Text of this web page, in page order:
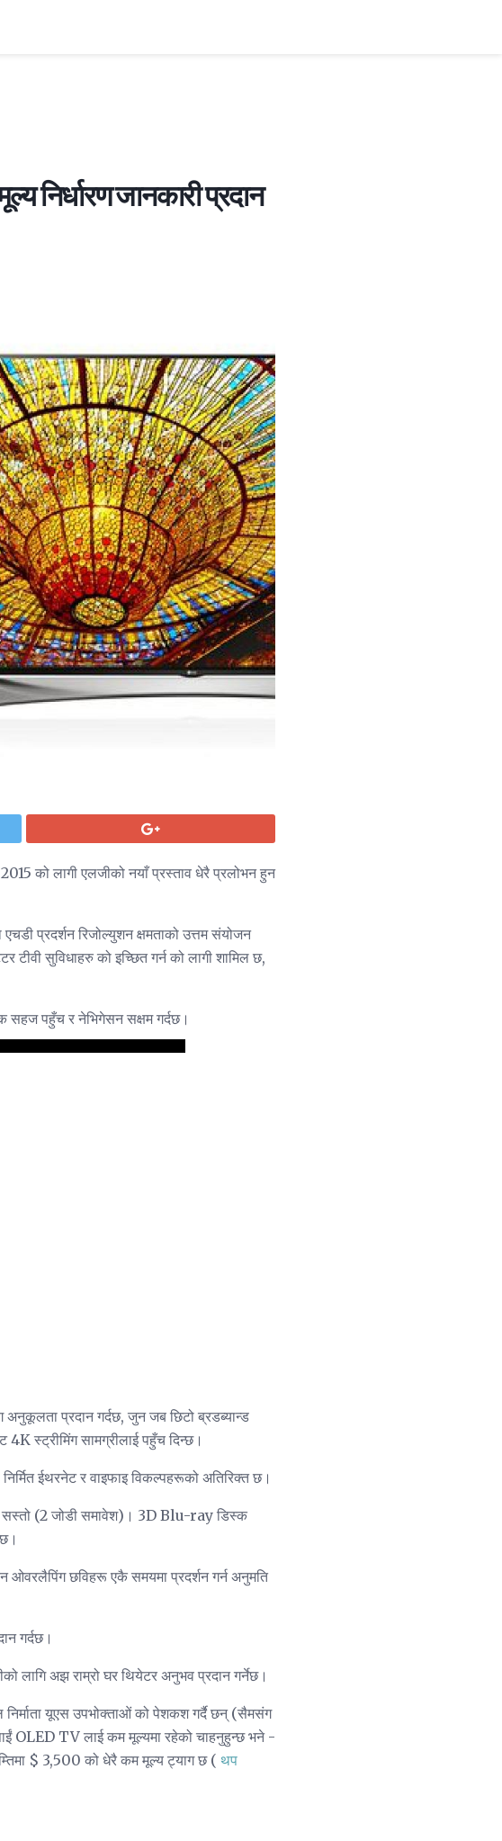
निर्धारण जानकारी प्रदान
को लागी एलजीको नयाँ प्रस्ताव धेरै प्रलोभन हुन
प्रदर्शन रिजोल्युशन क्षमताको उत्तम संयोजन
सुविधाहरु को इच्छित गर्न को लागी शामिल छ,
सहज पहुँच र नेभिगेसन सक्षम गर्दछ।
प्रदान गर्दछ, जुन जब छिटो ब्रडब्यान्ड
स्ट्रीमिंग सामग्रीलाई पहुँच दिन्छ।
ईथरनेट र वाइफाइ विकल्पहरूको अतिरिक्त छ।
सस्तो (2 जोडी समावेश)। 3D Blu-ray डिस्क
ओवरलैपिंग छविहरू एकै समयमा प्रदर्शन गर्न अनुमति
गर्दछ।
लागि अझ राम्रो घर थियेटर अनुभव प्रदान गर्नेछ।
यूएस उपभोक्ताओं को पेशकश गर्दै छन् (सैमसंग
OLED TV लाई कम मूल्यमा रहेको चाहनुहुन्छ भने -
$ 3,500 को धेरै कम मूल्य ट्याग छ ( थप